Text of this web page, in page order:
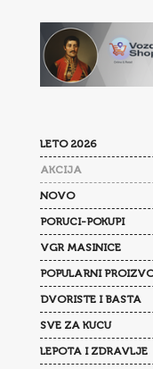
LETO 2026
AKCIJA
NOVO
PORUCI-POKUPI
VGR MASINICE
POPULARNI
DVORISTE I BASTA
SVE ZA KUCU
LEPOTA I ZDRAVLJE